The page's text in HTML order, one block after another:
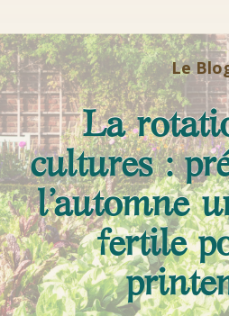
Le
La
cultures :
l’automne
fertile